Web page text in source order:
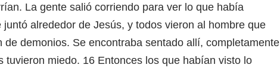
La gente salió corriendo para ver lo que había
alrededor de Jesús, y todos vieron al hombre que
demonios. Se encontraba sentado allí, completamente
tuvieron miedo. 16 Entonces los que habían visto lo